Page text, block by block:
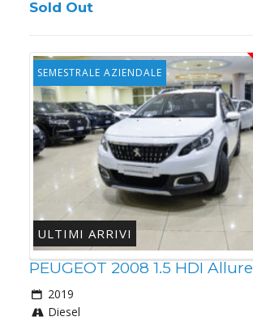
Sold Out
SEMESTRALE AZIENDALE
ULTIMI ARRIVI
PEUGEOT 2008 1.5 HDI Allure
2019
Diesel